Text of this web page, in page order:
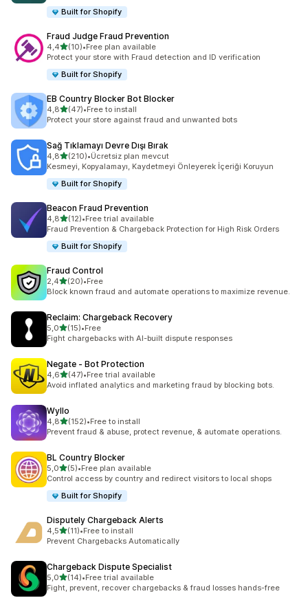
Built for Shopify
Fraud Judge Fraud Prevention
4,45 yıldız üzerinden
(10)
toplam 10 değerlendirme
•Free plan available
Protect your store with Fraud detection and ID verification
Built for Shopify
EB Country Blocker Bot Blocker
4,85 yıldız üzerinden
(47)
toplam 47 değerlendirme
•Free to install
Protect your store against fraud and unwanted bots
Sağ Tıklamayı Devre Dışı Bırak
4,85 yıldız üzerinden
(210)
toplam 210 değerlendirme
•Ücretsiz plan mevcut
Kesmeyi, Kopyalamayı, Kaydetmeyi Önleyerek İçeriği Koruyun
Built for Shopify
Beacon Fraud Prevention
4,85 yıldız üzerinden
(12)
toplam 12 değerlendirme
•Free trial available
Fraud Prevention & Chargeback Protection for High Risk Orders
Built for Shopify
Fraud Control
2,45 yıldız üzerinden
(20)
toplam 20 değerlendirme
•Free
Block known fraud and automate operations to maximize revenue.
Reclaim: Chargeback Recovery
5,05 yıldız üzerinden
(15)
toplam 15 değerlendirme
•Free
Fight chargebacks with AI-built dispute responses
Negate ‑ Bot Protection
4,65 yıldız üzerinden
(47)
toplam 47 değerlendirme
•Free trial available
Avoid inflated analytics and marketing fraud by blocking bots.
Wyllo
4,85 yıldız üzerinden
(152)
toplam 152 değerlendirme
•Free to install
Prevent fraud & abuse, protect revenue, & automate operations.
BL Country Blocker
5,05 yıldız üzerinden
(5)
toplam 5 değerlendirme
•Free plan available
Control access by country and redirect visitors to local shops
Built for Shopify
Disputely Chargeback Alerts
4,55 yıldız üzerinden
(11)
toplam 11 değerlendirme
•Free to install
Prevent Chargebacks Automatically
Chargeback Dispute Specialist
5,05 yıldız üzerinden
(14)
toplam 14 değerlendirme
•Free trial available
Fight, prevent, recover chargebacks & fraud losses hands-free